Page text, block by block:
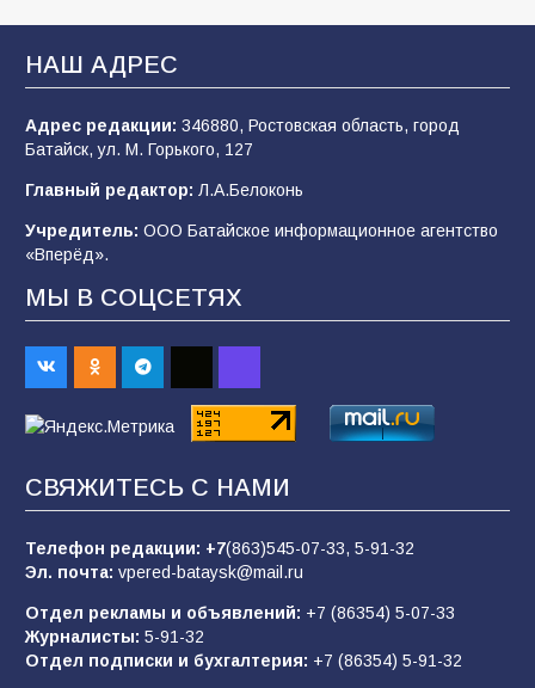
Батайским спортсменам вручили награды
«Слухи — не указ»: почему разговоры о
07.08.2026
Командовал боем до последнего: герой
Евгений Остапенко
В библиотеке имени М.Ю. Лермонтова
состоялось литературно-творческое
сказку, рисуем в красках»
65 07.08.2026
НАШ АДРЕС
Адрес редакции: 346880, Ростовская область, город
Батайск, ул. М. Горького, 127
Главный редактор: Л.А.Белоконь
Учредитель: ООО Батайское информационное агентство
«Вперёд».
МЫ В СОЦСЕТЯХ
СВЯЖИТЕСЬ С НАМИ
Телефон редакции: +7(863)545-07-33, 5-91-32
Эл. почта: vpered-bataysk@mail.ru
Отдел рекламы и объявлений: +7 (86354) 5-07-33
Журналисты: 5-91-32
Отдел подписки и бухгалтерия: +7 (86354) 5-91-32